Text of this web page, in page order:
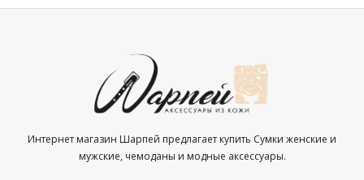
Интернет магазин Шарпей предлагает купить Сумки женские и
мужские, чемоданы и модные аксессуары.